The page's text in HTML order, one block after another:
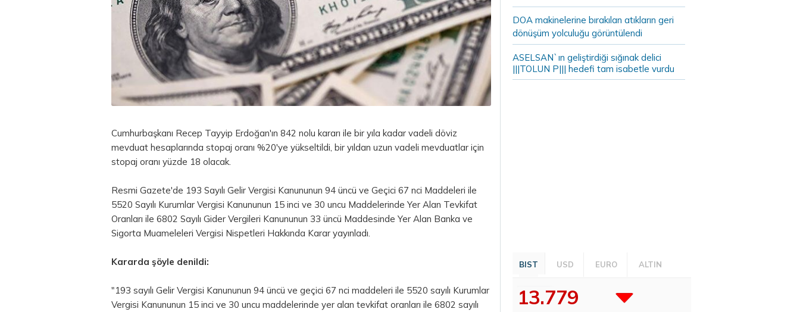
Cumhurbaşkanı Recep Tayyip Erdoğan'ın 842 nolu kararı ile bir yıla kadar vadeli döviz
mevduat hesaplarında stopaj oranı %20'ye yükseltildi, bir yıldan uzun vadeli mevduatlar için
stopaj oranı yüzde 18 olacak.
Resmi Gazete'de 193 Sayılı Gelir Vergisi Kanununun 94 üncü ve Geçici 67 nci Maddeleri ile
5520 Sayılı Kurumlar Vergisi Kanununun 15 inci ve 30 uncu Maddelerinde Yer Alan Tevkifat
Oranları ile 6802 Sayılı Gider Vergileri Kanununun 33 üncü Maddesinde Yer Alan Banka ve
Sigorta Muameleleri Vergisi Nispetleri Hakkında Karar yayınladı.
Kararda şöyle denildi:
"193 sayılı Gelir Vergisi Kanununun 94 üncü ve geçici 67 nci maddeleri ile 5520 sayılı Kurumlar
Vergisi Kanununun 15 inci ve 30 uncu maddelerinde yer alan tevkifat oranları ile 6802 sayılı
DOA makinelerine bırakılan atıkların geri
dönüşüm yolculuğu görüntülendi
ASELSAN`ın geliştirdiği sığınak delici
|||TOLUN P||| hedefi tam isabetle vurdu
BIST USD EURO ALTIN
13.779